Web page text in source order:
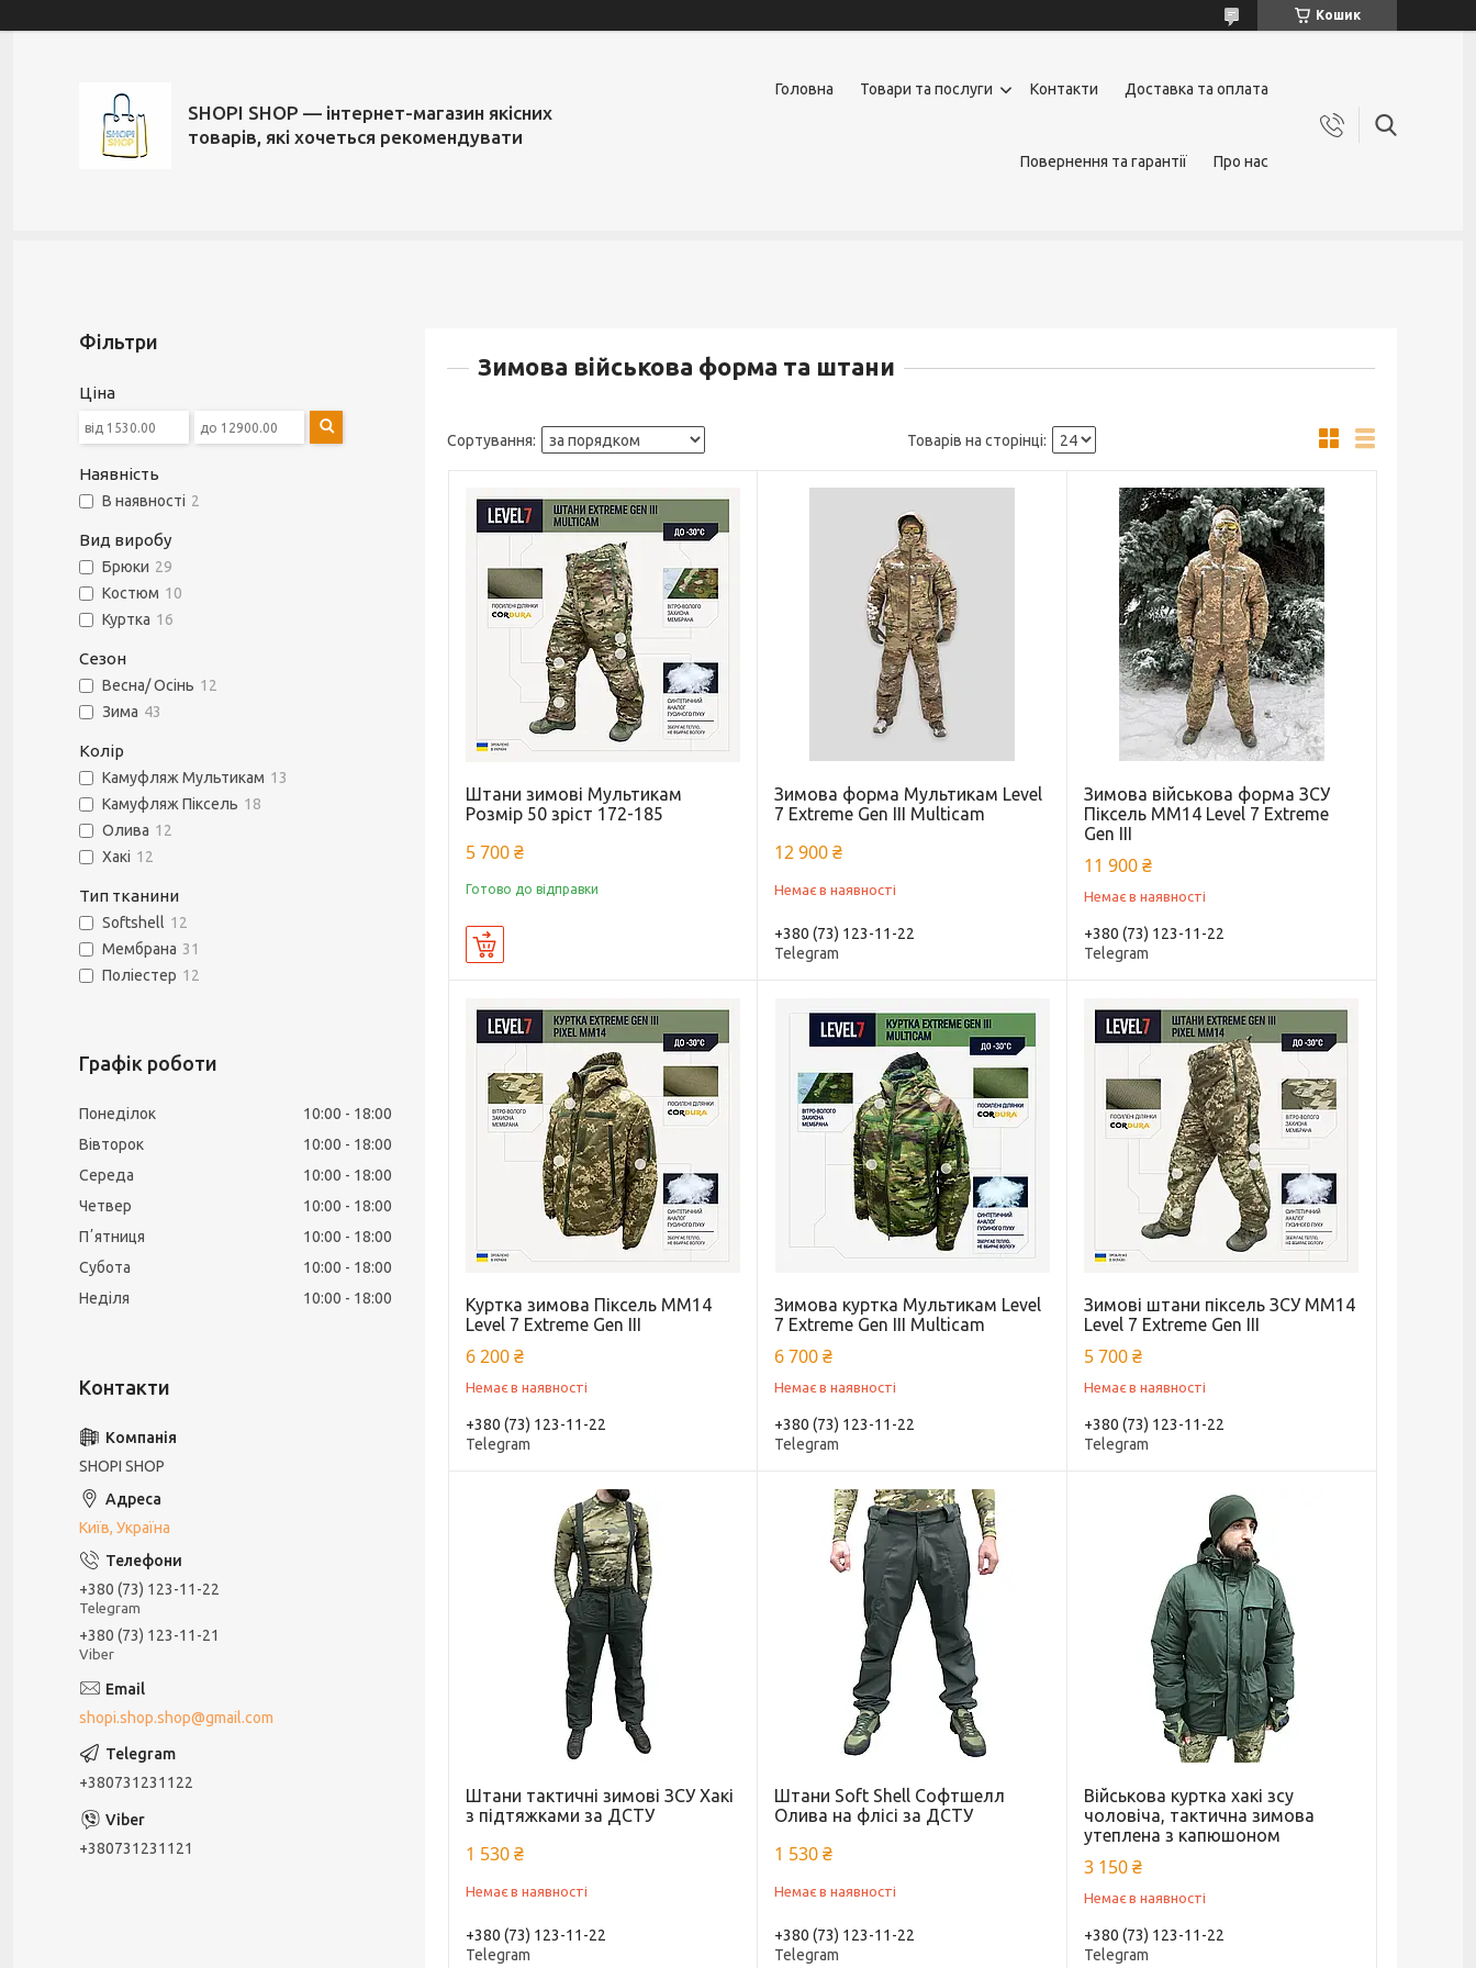
Кошик
SHOPI SHOP — інтернет-магазин якісних
товарів, які хочеться рекомендувати
Головна Товари та послуги Контакти Доставка та оплата
Повернення та гарантії Про нас
Зимова військова форма та штани
Штани зимові Мультикам
Розмір 50 зріст 172-185
5 700 ₴
Готово до відправки
Зимова форма Мультикам Level
7 Extreme Gen III Multicam
12 900 ₴
Немає в наявності
+380 (73) 123-11-22
Telegram
Зимова військова форма ЗСУ
Піксель ММ14 Level 7 Extreme
Gen III
11 900 ₴
Немає в наявності
+380 (73) 123-11-22
Telegram
Куртка зимова Піксель ММ14
Level 7 Extreme Gen III
6 200 ₴
Немає в наявності
+380 (73) 123-11-22
Telegram
Зимова куртка Мультикам Level
7 Extreme Gen III Multicam
6 700 ₴
Немає в наявності
+380 (73) 123-11-22
Telegram
Зимові штани піксель ЗСУ ММ14
Level 7 Extreme Gen III
5 700 ₴
Немає в наявності
+380 (73) 123-11-22
Telegram
Штани тактичні зимові ЗСУ Хакі
з підтяжками за ДСТУ
1 530 ₴
Немає в наявності
+380 (73) 123-11-22
Telegram
Штани Soft Shell Софтшелл
Олива на флісі за ДСТУ
1 530 ₴
Немає в наявності
+380 (73) 123-11-22
Telegram
Військова куртка хакі зсу
чоловіча, тактична зимова
утеплена з капюшоном
3 150 ₴
Немає в наявності
+380 (73) 123-11-22
Telegram
Фільтри
Ціна
Наявність
В наявності 2
Вид виробу
Брюки 29
Костюм 10
Куртка 16
Сезон
Весна/ Осінь 12
Зима 43
Колір
Камуфляж Мультикам 13
Камуфляж Піксель 18
Олива 12
Хакі 12
Тип тканини
Softshell 12
Мембрана 31
Поліестер 12
Графік роботи
Понеділок 10:00
18:00
Вівторок
10:00
18:00
Середа
10:00
18:00
Четвер
10:00
18:00
Пʼятниця
10:00
18:00
Субота
10:00
18:00
Неділя
10:00 18:00
SHOPI SHOP
Київ, Україна
+380 (73) 123-11-22
Telegram
+380 (73) 123-11-21
Viber
shopi.shop.shop@gmail.com
+380731231122
+380731231121